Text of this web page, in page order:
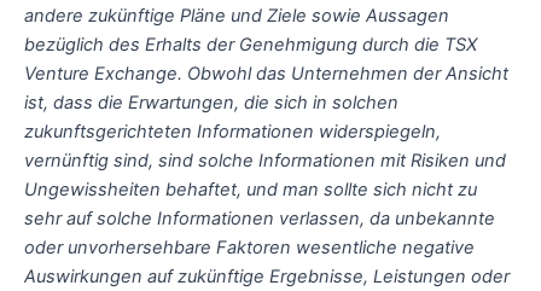
andere zukünftige Pläne und Ziele sowie Aussagen
bezüglich des Erhalts der Genehmigung durch die TSX
Venture Exchange. Obwohl das Unternehmen der Ansicht
ist, dass die Erwartungen, die sich in solchen
zukunftsgerichteten Informationen widerspiegeln,
vernünftig sind, sind solche Informationen mit Risiken und
Ungewissheiten behaftet, und man sollte sich nicht zu
sehr auf solche Informationen verlassen, da unbekannte
oder unvorhersehbare Faktoren wesentliche negative
Auswirkungen auf zukünftige Ergebnisse, Leistungen oder